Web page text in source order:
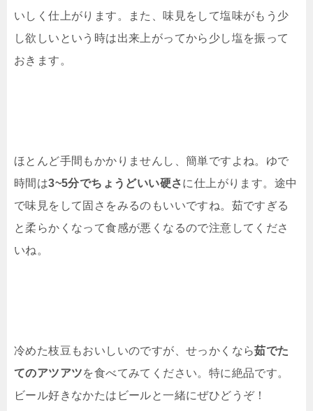
いしく仕上がります。また、味見をして塩味がもう少
し欲しいという時は出来上がってから少し塩を振って
おきます。
ほとんど手間もかかりませんし、簡単ですよね。ゆで
時間は3~5分でちょうどいい硬さに仕上がります。途中
で味見をして固さをみるのもいいですね。茹ですぎる
と柔らかくなって食感が悪くなるので注意してくださ
いね。
冷めた枝豆もおいしいのですが、せっかくなら茹でた
てのアツアツを食べてみてください。特に絶品です。
ビール好きなかたはビールと一緒にぜひどうぞ！